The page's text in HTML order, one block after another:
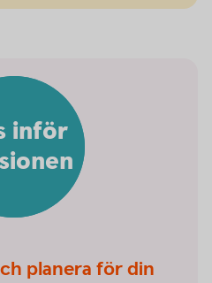
planera för din
inför